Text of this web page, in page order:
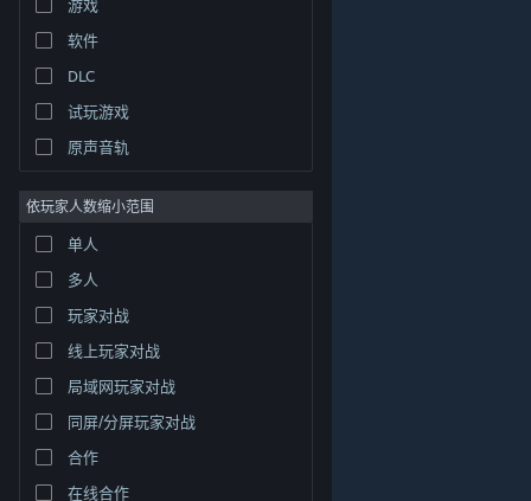
关于蒸汽平台|退款政策
个人信息保护政策
不良内容举报投诉
所有商标均属于其在美国或其他国家的拥有者。
© 完美世界征奇(上海)多媒体科技有限公司 版权所有。
增值电信业务经营许可证沪B2-20180406
2D
抢先体验
3D
免费开玩
氛围
彩色
探索
游戏
软件
DLC
试玩游戏
原声音轨
视频
模组
硬件
依玩家人数缩小范围
单人
多人
玩家对战
线上玩家对战
局域网玩家对战
同屏/分屏玩家对战
合作
在线合作